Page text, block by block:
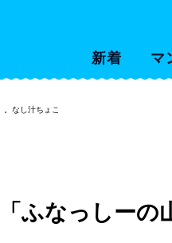
新着 マ
。なし汁ちょこ
ふなっしーの